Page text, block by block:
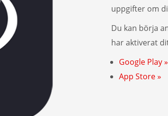
uppgifter om
Du kan börja
har aktiverat
Google Play »
App Store »